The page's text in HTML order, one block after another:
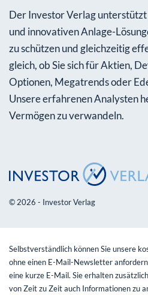
Der Investor Verlag
und innovativen Anlage-
zu schützen und gleichzeitig
gleich, ob Sie sich für Aktien,
Optionen, Megatrends oder
Unsere erfahrenen Analysten
Vermögen zu verwandeln.
© 2026 - Investor Verlag
Selbstverständlich können Sie unsere
ohne einen E-Mail-Newsletter
eine kurze E-Mail. Sie erhalten
von Zeit zu Zeit auch Informationen zu